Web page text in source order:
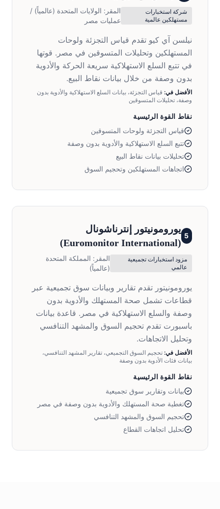
شركة استخبارات
مستهلكين عالمية
المقر: الولايات المتحدة (عالمياً) /
عمليات مصر
نيلسن آي كيو تقدم قياس التجزئة ولوحات
المستهلكين وتحليلات المتسوقين في مصر. قوتها
في تتبع السلع الاستهلاكية سريعة الحركة والأدوية
بدون وصفة من خلال بيانات نقاط البيع.
الأفضل في: قياس التجزئة، بيانات السلع الاستهلاكية والأدوية بدون
وصفة، تحليلات المتسوقين
نقاط القوة الرئيسية
قياس التجزئة ولوحات المتسوقين
تتبع السلع الاستهلاكية والأدوية بدون وصفة
تحليلات بيانات نقاط البيع
اتجاهات المستهلكين وتحجيم السوق
5
يورومونيتور إنترناشونال
(
Euromonitor International
)
مزود استخبارات تجميعية
عالمي
المقر: المملكة المتحدة
(عالمياً)
يورومونيتور تقدم تقارير وبيانات سوق تجميعية عبر
قطاعات تشمل صحة المستهلك والأدوية بدون
وصفة والسلع الاستهلاكية في مصر. قاعدة بيانات
باسبورت تقدم تحجيم السوق والمشهد التنافسي
وتحليل الاتجاهات.
الأفضل في: تحجيم السوق التجميعي، تقارير المشهد التنافسي،
بيانات فئات الأدوية بدون وصفة
نقاط القوة الرئيسية
بيانات وتقارير سوق تجميعية
تغطية صحة المستهلك والأدوية بدون وصفة في مصر
تحجيم السوق والمشهد التنافسي
تحليل اتجاهات القطاع